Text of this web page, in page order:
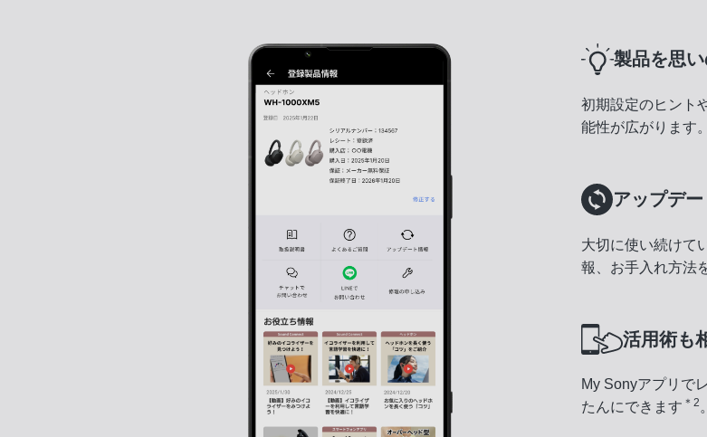
製品を思
初期設定のヒント
能性が広がります。
アップデ
大切に使い続けて
報、お手入れ方法
活用術も
My Sonyアプリで
たんにできます ＊2